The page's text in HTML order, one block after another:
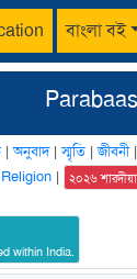
বাংলা বই
|অনুবাদ|স্মৃতি |জীবনী
Religion | ২০২৬ শারদীয়া
within India.